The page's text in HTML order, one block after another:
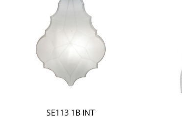
SE113 1B INT